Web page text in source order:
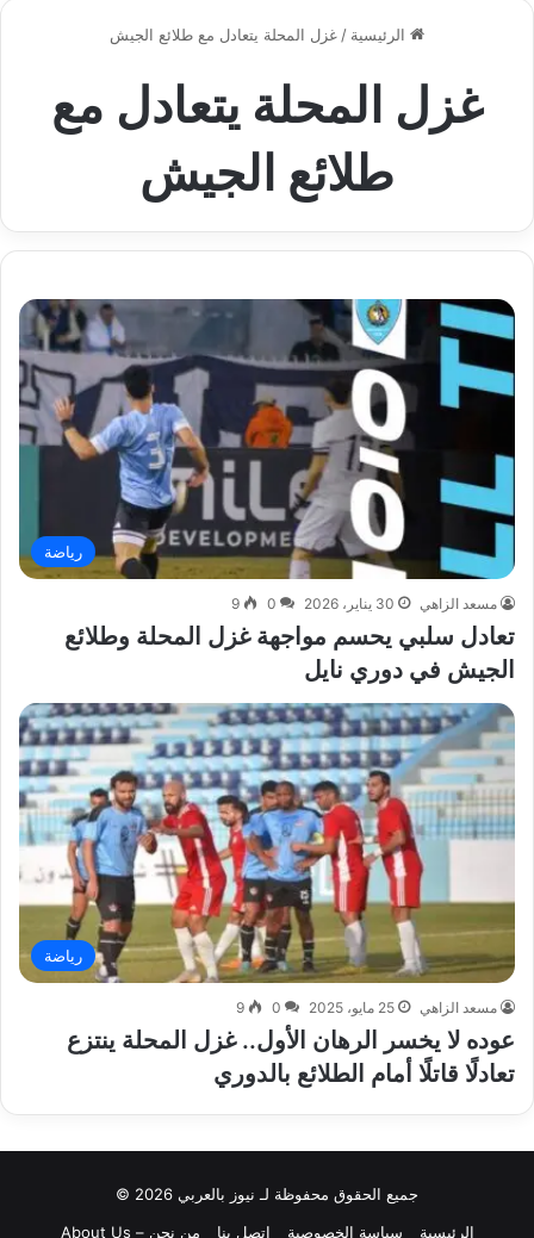
الرئيسية /غزل المحلة يتعادل مع طلائع الجيش
غزل المحلة يتعادل مع
طلائع الجيش
رياضة
مسعد الزاهي 30 يناير، 2026 0
9
تعادل سلبي يحسم مواجهة غزل المحلة وطلائع
الجيش في دوري نايل
رياضة
مسعد الزاهي 25 مايو، 2025 0
9
عوده لا يخسر الرهان الأول.. غزل المحلة ينتزع
تعادلًا قاتلًا أمام الطلائع بالدوري
جميع الحقوق محفوظة لـ نيوز بالعربي 2026 ©
الرئيسية
سياسة الخصوصية اتصل بنا من نحن – About Us